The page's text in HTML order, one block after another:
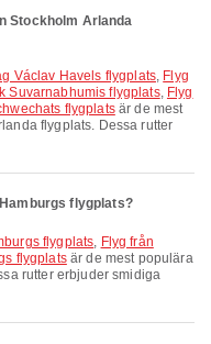
Stockholm Arlanda
Václav Havels flygplats, Flyg
Suvarnabhumis flygplats, Flyg
flygplatsär de mest
flygplats. Dessa rutter
flygplats?
flygplats, Flyg från
flygplatsär de mest populära
rutter erbjuder smidiga